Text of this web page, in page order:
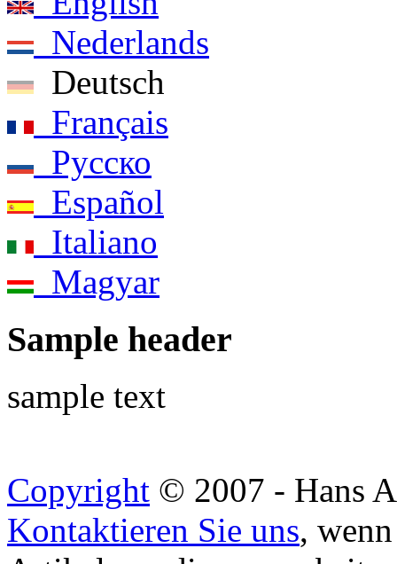
Nederlands
Deutsch
Français
Pусско
Español
Italiano
Magyar
Sample header
sample text
Copyright © 2007 - Hans
Kontaktieren Sie uns,